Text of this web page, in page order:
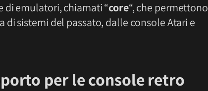
di emulatori, chiamati “core“, che permettono
di sistemi del passato, dalle console Atari e
per le console retro